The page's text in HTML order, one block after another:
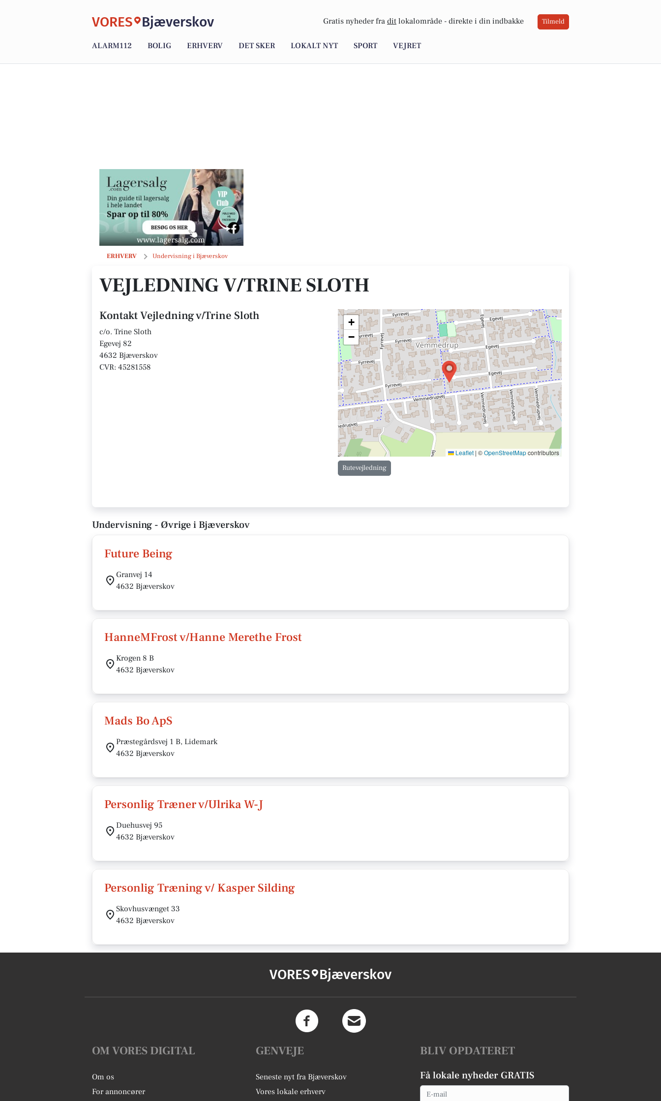
VORES Bjæverskov Gratis nyheder fra dit lokalområde - direkte i din indbakke Tilmeld
ALARM112 BOLIG ERHVERV DET SKER LOKALT NYT SPORT VEJRET
ERHVERV Undervisning i Bjæverskov
Vejledning v/Trine Sloth
VEJLEDNING V/TRINE SLOTH
Kontakt Vejledning v/Trine Sloth
c/o. Trine Sloth
Egevej 82
4632 Bjæverskov
CVR: 45281558
+
−
Leaflet | ©OpenStreetMapcontributors
Rutevejledning
Undervisning - Øvrige i Bjæverskov
Future Being
Granvej 14
4632 Bjæverskov
HanneMFrost v/Hanne Merethe Frost
Krogen 8 B
4632 Bjæverskov
Mads Bo ApS
Præstegårdsvej 1 B, Lidemark
4632 Bjæverskov
Personlig Træner v/Ulrika W-J
Duehusvej 95
4632 Bjæverskov
Personlig Træning v/ Kasper Silding
Skovhusvænget 33
4632 Bjæverskov
VORES Bjæverskov
OM VORES DIGITAL
Om os
For annoncører
GENVEJE
Seneste nyt fra Bjæverskov
Vores lokale erhverv
BLIV OPDATERET
Få lokale nyheder GRATIS
Email